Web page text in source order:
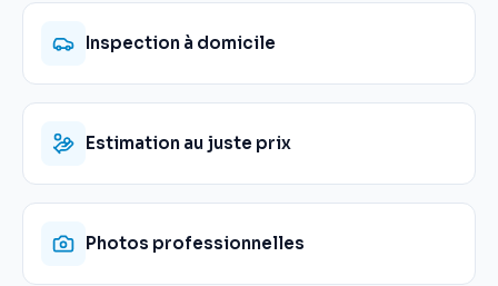
Inspection à domicile
Estimation au juste prix
Photos professionnelles